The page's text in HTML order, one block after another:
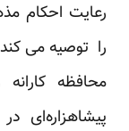
رعایت احکام
را توصیه می
محافظه
پیشاهزاره‌ای